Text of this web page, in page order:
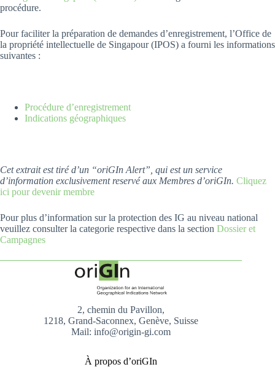
procédure.
Pour faciliter la préparation de demandes d’enregistrement, l’Office de
la propriété intellectuelle de Singapour (IPOS) a fourni les informations
suivantes :
Procédure d’enregistrement
Indications géographiques
Cet extrait est tiré d’un “oriGIn Alert”, qui est un service
d’information exclusivement reservé aux Membres d’oriGIn. Cliquez
ici pour devenir membre
Pour plus d’information sur la protection des IG au niveau national
veuillez consulter la categorie respective dans la section Dossier et
Campagnes
2, chemin du Pavillon,
1218, Grand-Saconnex, Genève, Suisse
Mail: info@origin-gi.com
À propos d’oriGIn